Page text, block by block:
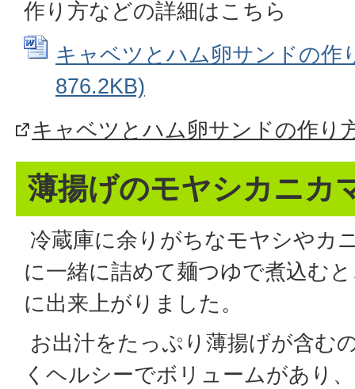
作り方などの詳細はこちら
キャベツとハム卵サンドの作
876.2KB)
キャベツとハム卵サンドの作り
薄揚げのモヤシカニカ
冷蔵庫に余りがちなモヤシやカ
に一緒に詰めて麺つゆで煮込む
に出来上がりました。
お出汁をたっぷり薄揚げが含む
くヘルシーでボリュームがあり